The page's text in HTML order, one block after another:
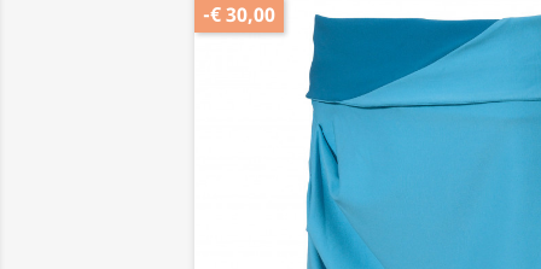
-€ 30,00